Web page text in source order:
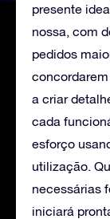
presente
nossa, com
pedidos
a criar
cada
esforço
utilização.
necessárias
iniciará